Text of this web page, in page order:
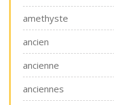
amethyste
ancien
ancienne
anciennes